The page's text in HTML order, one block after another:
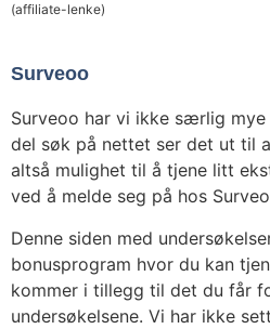
(affiliate-lenke)
Surveoo
Surveoo har vi ikke særlig
del søk på nettet ser det ut til
altså mulighet til å tjene litt
ved å melde seg på hos
Denne siden med
bonusprogram hvor du kan
kommer i tillegg til det du får
undersøkelsene. Vi har ikke